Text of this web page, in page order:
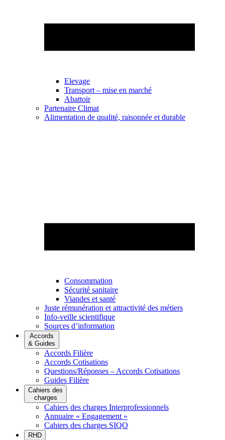
Elevage
Transport – mise en marché
Abattoir
Partenaire Climat
Alimentation de qualité, raisonnée et durable
Consommation
Sécurité sanitaire
Viandes et santé
Juste rémunération et attractivité des métiers
Info-veille scientifique
Sources d’information
Accords
& Guides
Accords Filière
Accords Cotisations
Questions/Réponses – Accords Cotisations
Guides Filière
Cahiers des
charges
Cahiers des charges Interprofessionnels
Annuaire « Engagement »
Cahiers des charges SIQO
RHD